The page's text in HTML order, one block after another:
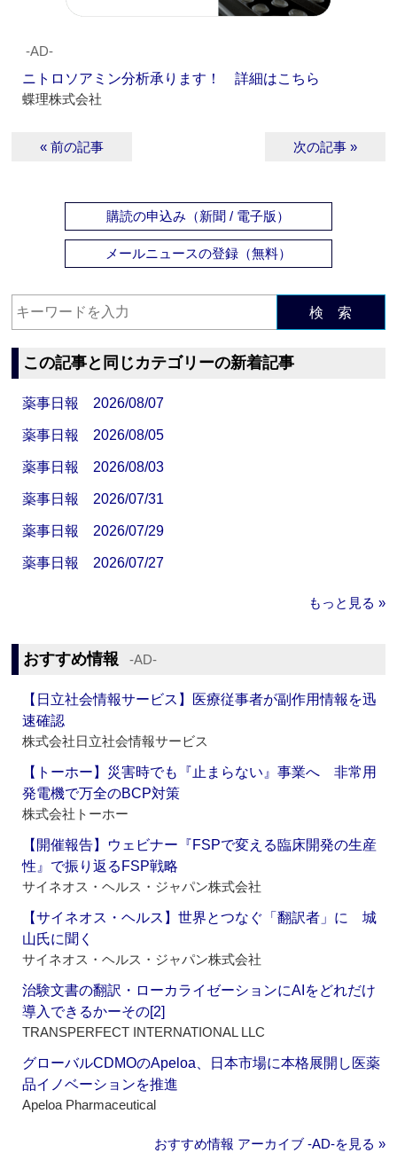
‐AD‐
ニトロソアミン分析承ります！ 詳細はこちら
蝶理株式会社
« 前の記事 次の記事 »
購読の申込み（新聞 / 電子版）
メールニュースの登録（無料）
検 索
この記事と同じカテゴリーの新着記事
薬事日報 2026/08/07
薬事日報 2026/08/05
薬事日報 2026/08/03
薬事日報 2026/07/31
薬事日報 2026/07/29
薬事日報 2026/07/27
もっと見る »
おすすめ情報 ‐AD‐
【日立社会情報サービス】医療従事者が副作用情報を迅
速確認
株式会社日立社会情報サービス
【トーホー】災害時でも『止まらない』事業へ 非常用
発電機で万全のBCP対策
株式会社トーホー
【開催報告】ウェビナー『FSPで変える臨床開発の生産
性』で振り返るFSP戦略
サイネオス・ヘルス・ジャパン株式会社
【サイネオス・ヘルス】世界とつなぐ「翻訳者」に 城
山氏に聞く
サイネオス・ヘルス・ジャパン株式会社
治験文書の翻訳・ローカライゼーションにAIをどれだけ
導入できるかーその[2]
TRANSPERFECT INTERNATIONAL LLC
グローバルCDMOのApeloa、日本市場に本格展開し医薬
品イノベーションを推進
Apeloa Pharmaceutical
おすすめ情報 アーカイブ ‐AD‐を見る »